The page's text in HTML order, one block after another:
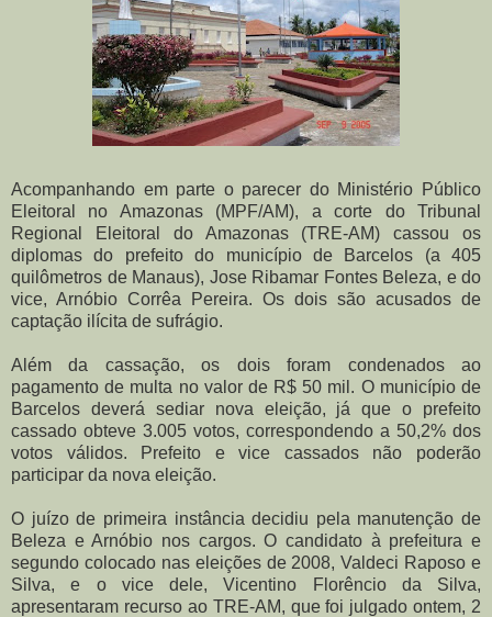
Acompanhando em parte o parecer do Ministério Público
Eleitoral no Amazonas (MPF/AM), a corte do Tribunal
Regional Eleitoral do Amazonas (TRE-AM) cassou os
diplomas do prefeito do município de Barcelos (a 405
quilômetros de Manaus), Jose Ribamar Fontes Beleza, e do
vice, Arnóbio Corrêa Pereira. Os dois são acusados de
captação ilícita de sufrágio.
Além da cassação, os dois foram condenados ao
pagamento de multa no valor de R$ 50 mil. O município de
Barcelos deverá sediar nova eleição, já que o prefeito
cassado obteve 3.005 votos, correspondendo a 50,2% dos
votos válidos. Prefeito e vice cassados não poderão
participar da nova eleição.
O juízo de primeira instância decidiu pela manutenção de
Beleza e Arnóbio nos cargos. O candidato à prefeitura e
segundo colocado nas eleições de 2008, Valdeci Raposo e
Silva, e o vice dele, Vicentino Florêncio da Silva,
apresentaram recurso ao TRE-AM, que foi julgado ontem, 2